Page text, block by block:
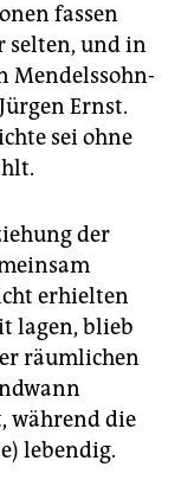
fassen
selten, und in
Mendelssohn-
Ernst.
sei ohne
der
erhielten
lagen, blieb
räumlichen
während die
lebendig.